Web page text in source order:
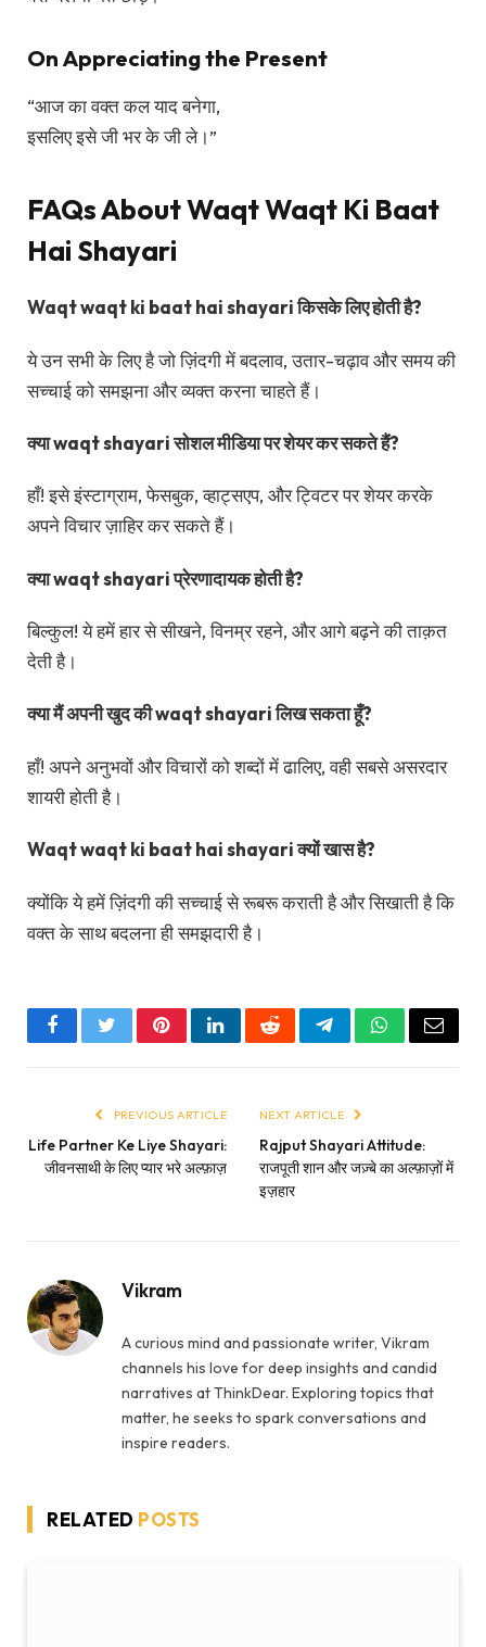
On Appreciating the Present
“आज का वक्त कल याद बनेगा,
इसलिए इसे जी भर के जी ले।”
FAQs About Waqt Waqt Ki Baat
Hai Shayari
Waqt waqt ki baat hai shayari किसके लिए होती है?
ये उन सभी के लिए है जो ज़िंदगी में बदलाव, उतार-चढ़ाव और समय की
सच्चाई को समझना और व्यक्त करना चाहते हैं।
क्या waqt shayari सोशल मीडिया पर शेयर कर सकते हैं?
हाँ! इसे इंस्टाग्राम, फेसबुक, व्हाट्सएप, और ट्विटर पर शेयर करके
अपने विचार ज़ाहिर कर सकते हैं।
क्या waqt shayari प्रेरणादायक होती है?
बिल्कुल! ये हमें हार से सीखने, विनम्र रहने, और आगे बढ़ने की ताक़त
देती है।
क्या मैं अपनी खुद की waqt shayari लिख सकता हूँ?
हाँ! अपने अनुभवों और विचारों को शब्दों में ढालिए, वही सबसे असरदार
शायरी होती है।
Waqt waqt ki baat hai shayari क्यों खास है?
क्योंकि ये हमें ज़िंदगी की सच्चाई से रूबरू कराती है और सिखाती है कि
वक्त के साथ बदलना ही समझदारी है।
FacebookTwitterPinterestLinkedInRedditTelegramWhatsApp
Email
PREVIOUS ARTICLE
Life Partner Ke Liye Shayari:
जीवनसाथी के लिए प्यार भरे अल्फ़ाज़
NEXT ARTICLE
Rajput Shayari Attitude:
राजपूती शान और जज़्बे का अल्फ़ाज़ों में
इज़हार
Vikram
A curious mind and passionate writer, Vikram
channels his love for deep insights and candid
narratives at ThinkDear. Exploring topics that
matter, he seeks to spark conversations and
inspire readers.
RELATED POSTS